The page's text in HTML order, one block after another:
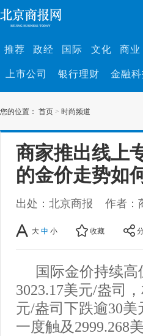
推荐 政经 国际 文化 商业
上市公司 银行理财 金融科
您的位置： 首页 > 时尚频道
商家推出线上
的金价走势如
出处：北京商报 作者：
大 中 小 收藏
国际金价持续
3023.17美元/盎司
元/盎司下跌逾30
一度触及2999.268